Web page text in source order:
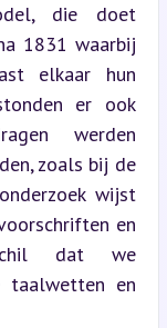
die doet
1831 waarbij
elkaar hun
er ook
werden
zoals bij de
wijst
en
dat we
taalwetten en